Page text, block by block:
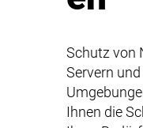
Schutz von
Servern
Ihnen die